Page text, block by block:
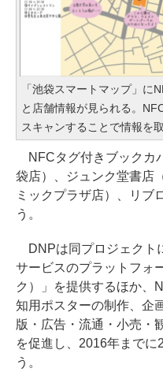
「池袋スマートマップ」に
と店舗情報が見られる。
スキャンすることで情報を
NFCタグ付きブックカ
袋店）、ジュンク堂書店
ミックプラザ店）、リブ
う。
DNPは同プロジェクト
サービスのプラットフォ
ク）」を提供するほか、
知用ポスターの制作、企
版・広告・流通・小売・
を促進し、2016年まで
う。